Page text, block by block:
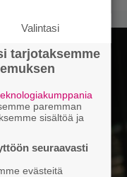
Valintasi
tarjotaksemme
paremman
sisältöä ja
seuraavasti
evästeitä